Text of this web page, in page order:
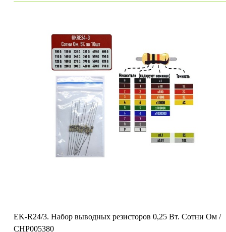
EK-R24/3. Набор выводных резисторов 0,25 Вт. Сотни Ом /
CHP005380